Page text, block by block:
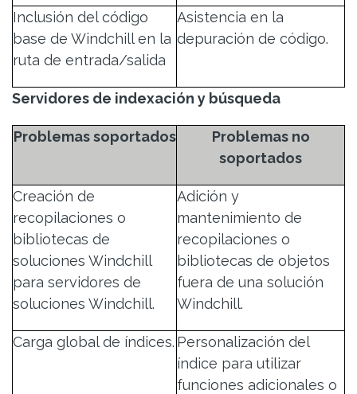
Inclusión del código
base de Windchill en la
ruta de entrada/salida
Asistencia en la
depuración de código.
Servidores de indexación y búsqueda
Problemas soportados
Problemas no
soportados
Creación de
recopilaciones o
bibliotecas de
soluciones Windchill
para servidores de
soluciones Windchill.
Adición y
mantenimiento de
recopilaciones o
bibliotecas de objetos
fuera de una solución
Windchill.
Carga global de índices. Personalización del
índice para utilizar
funciones adicionales o